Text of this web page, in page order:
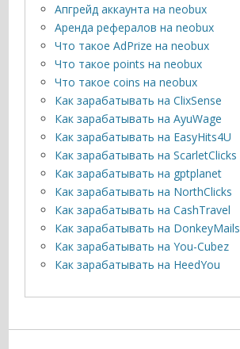
Апгрейд аккаунта на neobux
Аренда рефералов на neobux
Что такое AdPrize на neobux
Что такое points на neobux
Что такое coins на neobux
Как зарабатывать на ClixSense
Как зарабатывать на AyuWage
Как зарабатывать на EasyHits4U
Как зарабатывать на ScarletClicks
Как зарабатывать на gptplanet
Как зарабатывать на NorthClicks
Как зарабатывать на CashTravel
Как зарабатывать на DonkeyMails
Как зарабатывать на You-Cubez
Как зарабатывать на HeedYou